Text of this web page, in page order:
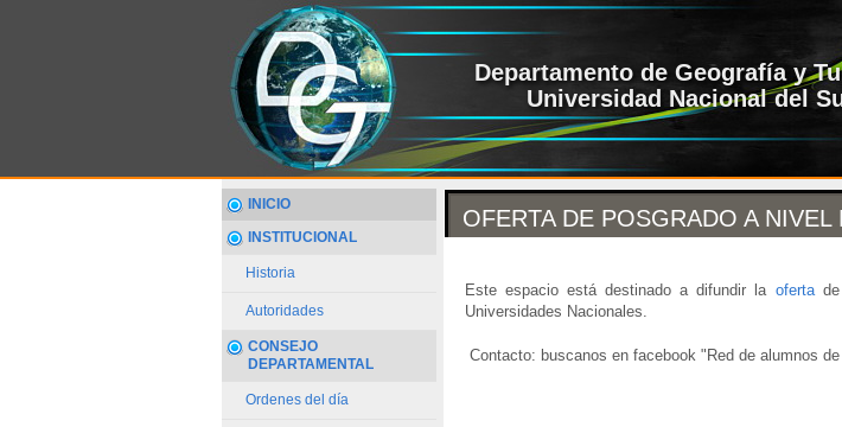
Departamento de Geografía y
Universidad Nacional del
INICIO
INSTITUCIONAL
Historia
Autoridades
CONSEJO
DEPARTAMENTAL
Ordenes del día
OFERTA DE POSGRADO A NIVEL
Este espacio está destinado a difundir la ofertade
Universidades Nacionales.
Contacto: buscanos en facebook " Red de alumnos